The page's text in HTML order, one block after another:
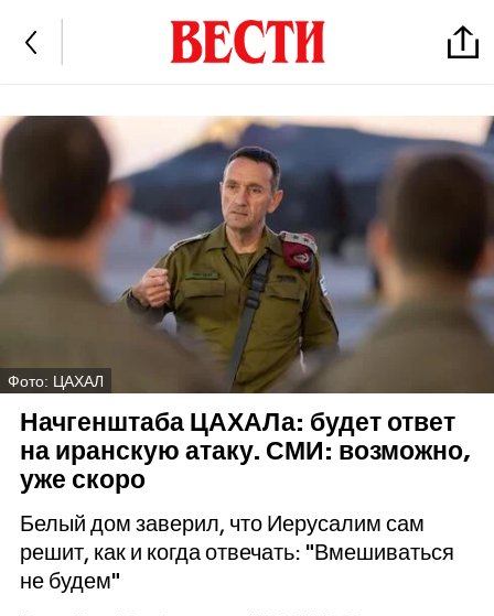
Фото: ЦАХАЛ
Начгенштаба ЦАХАЛа: будет ответ
на иранскую атаку. СМИ: возможно,
уже скоро
Белый дом заверил, что Иерусалим сам
решит, как и когда отвечать: "Вмешиваться
не будем"